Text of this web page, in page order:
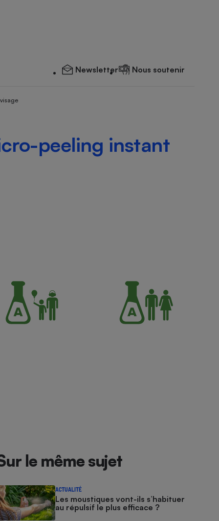
Newsletter Nous soutenir
peeling instant
le même sujet
ACTUALITÉ
Les moustiques vont-ils s’habituer
au répulsif le plus efficace ?